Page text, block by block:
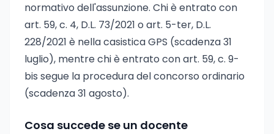
normativo dell'assunzione. Chi è entrato con
art. 59, c. 4, D.L. 73/2021 o art. 5-ter, D.L.
228/2021 è nella casistica GPS (scadenza 31
luglio), mentre chi è entrato con art. 59, c. 9-
bis segue la procedura del concorso ordinario
(scadenza 31 agosto).
Cosa succede se un docente